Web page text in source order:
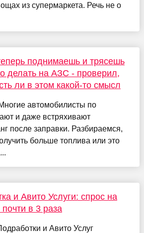
из супермаркета. Речь не о
поднимаешь и трясешь
делать на АЗС - проверил,
ли в этом какой-то смысл
автомобилисты по
и даже встряхивают
после заправки. Разбираемся,
больше топлива или это
и Авито Услуги: спрос на
в 3 раза
и Авито Услуг